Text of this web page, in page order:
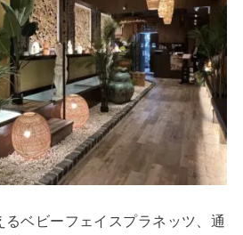
ベビーフェイスプラネッツ、通